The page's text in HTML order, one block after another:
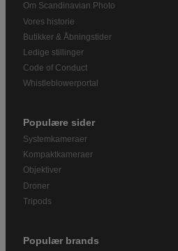
Om Scandinavian Photo
Vores historie
Butikker & Åbningstider
Ledige stillinger
Code of Conduct
Whistleblowerportal
Populære sider
Systemkameraer
Kompaktkameraer
Objektiver
Droner
Tripods
Populær brands